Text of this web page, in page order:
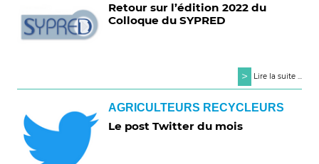
Retour sur l’édition 2022 du
Colloque du SYPRED
> Lire la suite ...
AGRICULTEURS RECYCLEURS
Le post Twitter du mois